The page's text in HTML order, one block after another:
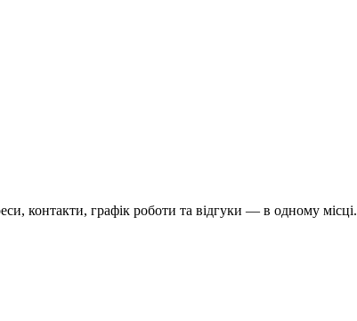
контакти, графік роботи та відгуки — в одному місці.